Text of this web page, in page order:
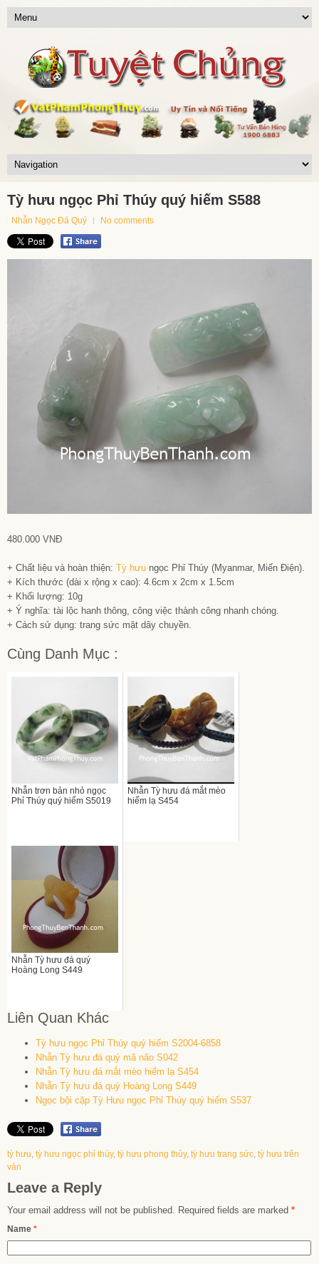
Tỳ hưu ngọc Phỉ Thúy quý hiếm S588
Nhẫn Ngọc Đá Quý No comments
480.000 VNĐ
+ Chất liệu và hoàn thiện: Tỳ hưu ngọc Phỉ Thúy (Myanmar, Miến Điện).
+ Kích thước (dài x rộng x cao): 4.6cm x 2cm x 1.5cm
+ Khối lượng: 10g
+ Ý nghĩa: tài lộc hanh thông, công việc thành công nhanh chóng.
+ Cách sử dụng: trang sức mặt dây chuyền.
Cùng Danh Mục :
Nhẫn trơn bản nhỏ ngọc
Phỉ Thúy quý hiếm S5019
Nhẫn Tỳ hưu đá mắt mèo
hiếm lạ S454
Nhẫn Tỳ hưu đá quý
Hoàng Long S449
Liên Quan Khác
Tỳ hưu ngọc Phỉ Thúy quý hiếm S2004-6858
Nhẫn Tỳ hưu đá quý mã não S042
Nhẫn Tỳ hưu đá mắt mèo hiếm lạ S454
Nhẫn Tỳ hưu đá quý Hoàng Long S449
Ngọc bội cặp Tỳ Hưu ngọc Phỉ Thúy quý hiếm S537
tỳ hưu tỳ hưu ngọc phỉ thúy, tỳ hưu phong thủy, tỳ hưu trang sức tỳ hưu trên
ván
Leave a Reply
Your email address will not be published. Required fields are marked *
Name *